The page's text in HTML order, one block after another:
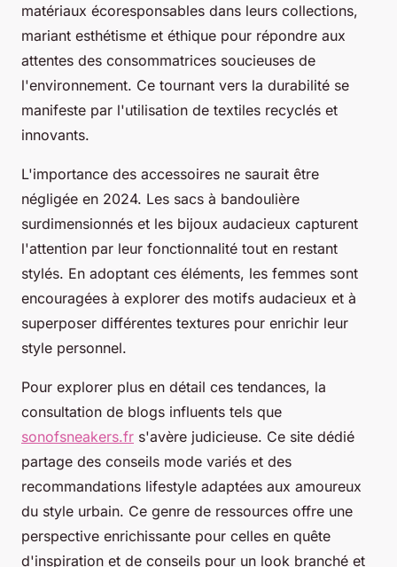
matériaux écoresponsables dans leurs collections,
mariant esthétisme et éthique pour répondre aux
attentes des consommatrices soucieuses de
l'environnement. Ce tournant vers la durabilité se
manifeste par l'utilisation de textiles recyclés et
innovants.
L'importance des accessoires ne saurait être
négligée en 2024. Les sacs à bandoulière
surdimensionnés et les bijoux audacieux capturent
l'attention par leur fonctionnalité tout en restant
stylés. En adoptant ces éléments, les femmes sont
encouragées à explorer des motifs audacieux et à
superposer différentes textures pour enrichir leur
style personnel.
Pour explorer plus en détail ces tendances, la
consultation de blogs influents tels que
sonofsneakers.fr s'avère judicieuse. Ce site dédié
partage des conseils mode variés et des
recommandations lifestyle adaptées aux amoureux
du style urbain. Ce genre de ressources offre une
perspective enrichissante pour celles en quête
d'inspiration et de conseils pour un look branché et